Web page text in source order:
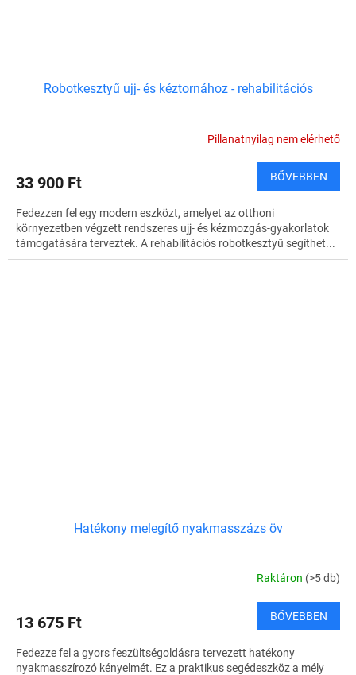
Robotkesztyű ujj- és kéztornához - rehabilitációs
Pillanatnyilag nem elérhető
33 900 Ft BŐVEBBEN
Fedezzen fel egy modern eszközt, amelyet az otthoni
környezetben végzett rendszeres ujj- és kézmozgás-gyakorlatok
támogatására terveztek. A rehabilitációs robotkesztyű segíthet...
Hatékony melegítő nyakmasszázs öv
Raktáron (>5 db)
13 675 Ft BŐVEBBEN
Fedezze fel a gyors feszültségoldásra tervezett hatékony
nyakmasszírozó kényelmét. Ez a praktikus segédeszköz a mély